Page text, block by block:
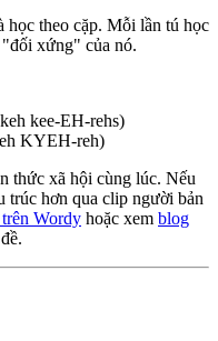
học theo cặp. Mỗi lần tú học
xứng" của nó.
kee-EH-rehs)
KYEH-reh)
thức xã hội cùng lúc. Nếu
trúc hơn qua clip người bản
Wordy hoặc xem blog